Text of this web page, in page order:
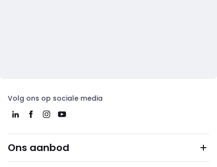
Volg ons op sociale media
Ons aanbod